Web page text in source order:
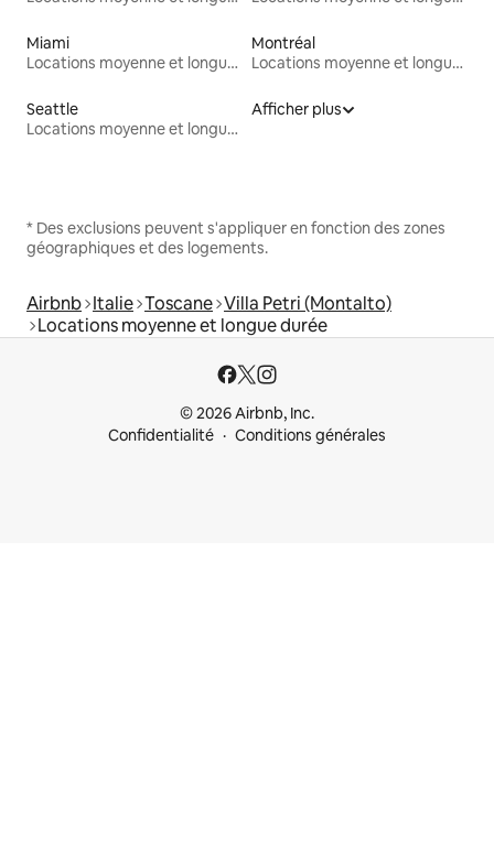
Miami
Locations moyenne et longue durée
Montréal
Locations moyenne et longue durée
Seattle
Locations moyenne et longue durée
Afficher plus
* Des exclusions peuvent s'appliquer en fonction des zones
géographiques et des logements.
Airbnb Italie Toscane Villa Petri (Montalto)
Locations moyenne et longue durée
© 2026 Airbnb, Inc.
Confidentialité
Conditions générales